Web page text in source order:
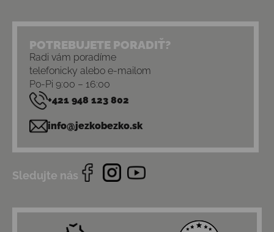
POTREBUJETE PORADIŤ?
Radi vám poradíme
telefonicky alebo e-mailom
Po-Pi 9:00 – 16:00
+421 948 123 802
info@jezkobezko.sk
Sledujte nás